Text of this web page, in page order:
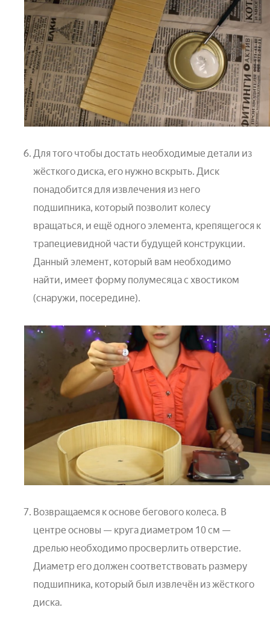
Для того чтобы достать необходимые детали из
жёсткого диска, его нужно вскрыть. Диск
понадобится для извлечения из него
подшипника, который позволит колесу
вращаться, и ещё одного элемента, крепящегося к
трапециевидной части будущей конструкции.
Данный элемент, который вам необходимо
найти, имеет форму полумесяца с хвостиком
(снаружи, посередине).
Возвращаемся к основе бегового колеса. В
центре основы — круга диаметром 10 см —
дрелью необходимо просверлить отверстие.
Диаметр его должен соответствовать размеру
подшипника, который был извлечён из жёсткого
диска.